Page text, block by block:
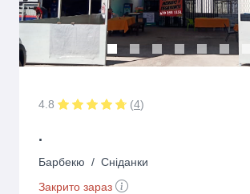
4.8 (4)
.
Барбекю / Сніданки
Закрито зараз